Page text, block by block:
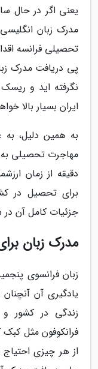
یعنی اگر در حال
مدرک زبان
تحصیلی فرانسه
پی دریافت مدرک
نگرفته اید و
ایران بسیار بالا
به همین دلیل، به
مهاجرت تحصیلی به
دقیقه از زمان
جزئیات کامل آن در
مدرک زبان
زبان فرانسوی
یادگیری آن
زندگی در کشور
فرانکوفون مثل کبک
از هر چیزی احتیاج